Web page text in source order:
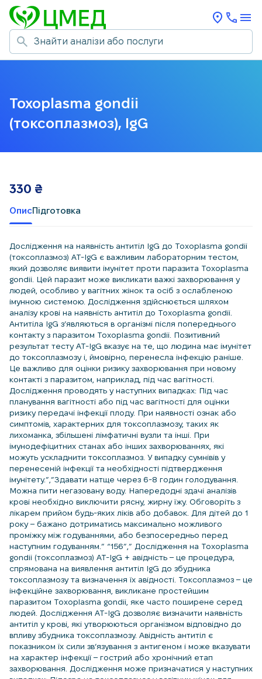
Toxoplasma gondii
(токсоплазмоз), IgG
ОписПідготовка
Дослідження на наявність антитіл IgG до Toxoplasma gondii
(токсоплазмоз) AT-IgG є важливим лабораторним тестом,
який дозволяє виявити імунітет проти паразита Toxoplasma
gondii. Цей паразит може викликати важкі захворювання у
людей, особливо у вагітних жінок та осіб з ослабленою
імунною системою. Дослідження здійснюється шляхом
аналізу крові на наявність антитіл до Toxoplasma gondii.
Антитіла IgG з’являються в організмі після попереднього
контакту з паразитом Toxoplasma gondii. Позитивний
результат тесту AT-IgG вказує на те, що людина має імунітет
до токсоплазмозу і, ймовірно, перенесла інфекцію раніше.
Це важливо для оцінки ризику захворювання при новому
контакті з паразитом, наприклад, під час вагітності.
Дослідження проводять у наступних випадках: Під час
планування вагітності або під час вагітності для оцінки
ризику передачі інфекції плоду. При наявності ознак або
симптомів, характерних для токсоплазмозу, таких як
лихоманка, збільшені лімфатичні вузли та інші. При
імунодефіцитних станах або інших захворюваннях, які
можуть ускладнити токсоплазмоз. У випадку сумнівів у
перенесеній інфекції та необхідності підтвердження
імунітету.”,”Здавати натще через 6-8 годин голодування.
Можна пити негазовану воду. Напередодні здачі аналізів
крові необхідно виключити рясну, жирну їжу. Обговоріть з
лікарем прийом будь-яких ліків або добавок. Для дітей до 1
року – бажано дотриматись максимально можливого
проміжку між годуваннями, або безпосередньо перед
наступним годуванням.” “156”,” Дослідження на Toxoplasma
gondii (токсоплазмоз) AT-IgG + авідність – це процедура,
спрямована на виявлення антитіл IgG до збудника
токсоплазмозу та визначення їх авідності. Токсоплазмоз – це
інфекційне захворювання, викликане простейшим
паразитом Toxoplasma gondii, яке часто поширене серед
людей. Дослідження AT-IgG дозволяє визначити наявність
антитіл у крові, які утворюються організмом відповідно до
впливу збудника токсоплазмозу. Авідність антитіл є
показником їх сили зв’язування з антигеном і може вказувати
на характер інфекції – гострий або хронічний етап
захворювання. Дослідження може призначатися у наступних
330 ₴